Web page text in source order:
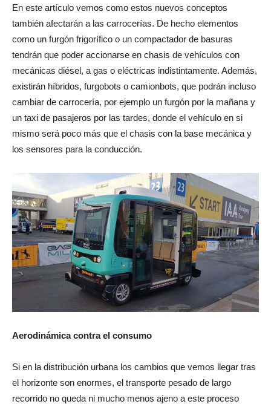
En este artículo vemos como estos nuevos conceptos
también afectarán a las carrocerías. De hecho elementos
como un furgón frigorífico o un compactador de basuras
tendrán que poder accionarse en chasis de vehículos con
mecánicas diésel, a gas o eléctricas indistintamente. Además,
existirán híbridos, furgobots o camionbots, que podrán incluso
cambiar de carrocería, por ejemplo un furgón por la mañana y
un taxi de pasajeros por las tardes, donde el vehículo en si
mismo será poco más que el chasis con la base mecánica y
los sensores para la conducción.
Aerodinámica contra el consumo
Si en la distribución urbana los cambios que vemos llegar tras
el horizonte son enormes, el transporte pesado de largo
recorrido no queda ni mucho menos ajeno a este proceso